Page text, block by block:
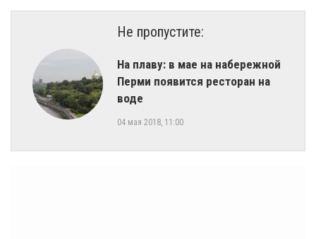
Не пропустите:
На плаву: в мае на набережной
Перми появится ресторан на
воде
04 мая 2018, 11:00